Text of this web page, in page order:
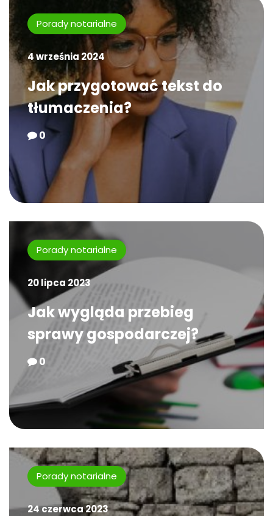
Porady notarialne
4 września 2024
Jak przygotować tekst do
tłumaczenia?
0
Porady notarialne
20 lipca 2023
Jak wygląda przebieg
sprawy gospodarczej?
0
Porady notarialne
24 czerwca 2023